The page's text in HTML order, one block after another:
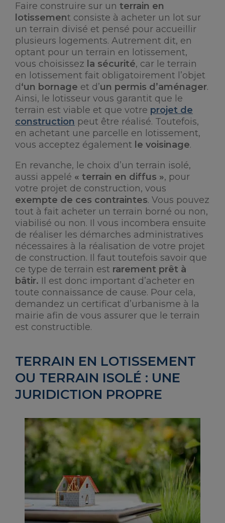
Faire construire sur un terrain en
lotissement consiste à acheter un lot sur
un terrain divisé et pensé pour accueillir
plusieurs logements. Autrement dit, en
optant pour un terrain en lotissement,
vous choisissez la sécurité, car le terrain
en lotissement fait obligatoirement l’objet
d‘un bornage et d’un permis d’aménager.
Ainsi, le lotisseur vous garantit que le
terrain est viable et que votre projet de
construction peut être réalisé. Toutefois,
en achetant une parcelle en lotissement,
vous acceptez également le voisinage.
En revanche, le choix d’un terrain isolé,
aussi appelé « terrain en diffus », pour
votre projet de construction, vous
exempte de ces contraintes. Vous pouvez
tout à fait acheter un terrain borné ou non,
viabilisé ou non. Il vous incombera ensuite
de réaliser les démarches administratives
nécessaires à la réalisation de votre projet
de construction. Il faut toutefois savoir que
ce type de terrain est rarement prêt à
bâtir. Il est donc important d’acheter en
toute connaissance de cause. Pour cela,
demandez un certificat d’urbanisme à la
mairie afin de vous assurer que le terrain
est constructible.
TERRAIN EN LOTISSEMENT
OU TERRAIN ISOLÉ : UNE
JURIDICTION PROPRE